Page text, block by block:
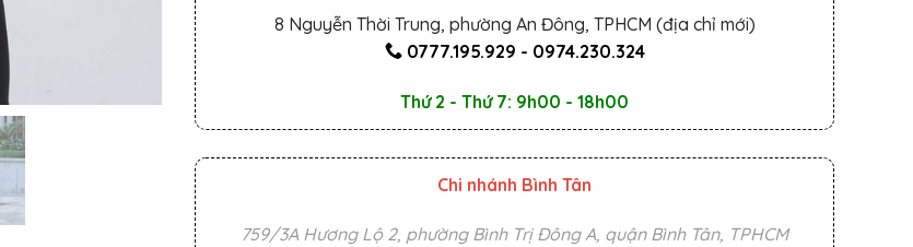
8 Nguyễn Thời Trung, phường An Đông, TPHCM (địa chỉ mới)
0777.195.929 - 0974.230.324
Thứ 2 - Thứ 7: 9h00 - 18h00
Chi nhánh Bình Tân
759/3A Hương Lộ 2, phường Bình Trị Đông A, quận Bình Tân, TPHCM